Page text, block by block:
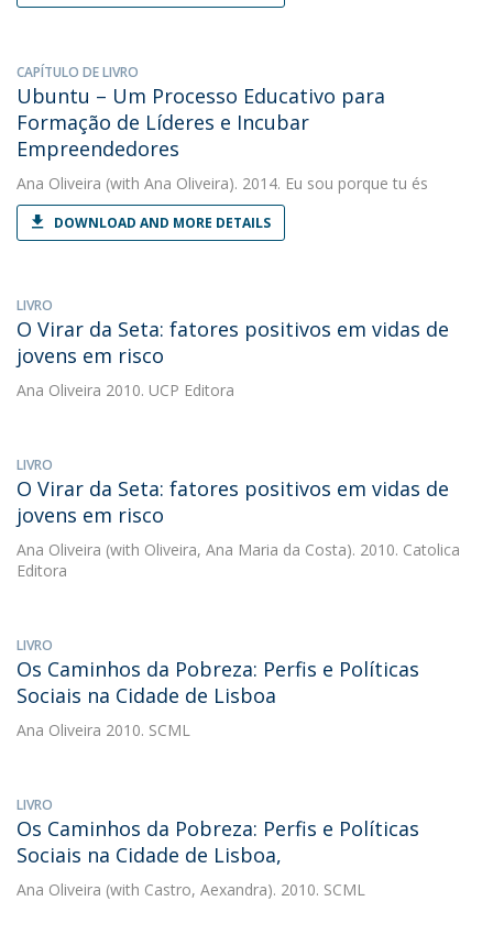
CAPÍTULO DE LIVRO
Ubuntu – Um Processo Educativo para
Formação de Líderes e Incubar
Empreendedores
Ana Oliveira (with Ana Oliveira). 2014. Eu sou porque tu és
DOWNLOAD AND MORE DETAILS
LIVRO
O Virar da Seta: fatores positivos em vidas de
jovens em risco
Ana Oliveira 2010. UCP Editora
LIVRO
O Virar da Seta: fatores positivos em vidas de
jovens em risco
Ana Oliveira (with Oliveira, Ana Maria da Costa). 2010. Catolica
Editora
LIVRO
Os Caminhos da Pobreza: Perfis e Políticas
Sociais na Cidade de Lisboa
Ana Oliveira 2010. SCML
LIVRO
Os Caminhos da Pobreza: Perfis e Políticas
Sociais na Cidade de Lisboa,
Ana Oliveira (with Castro, Aexandra). 2010. SCML